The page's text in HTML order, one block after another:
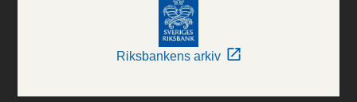
Riksbankens arkiv